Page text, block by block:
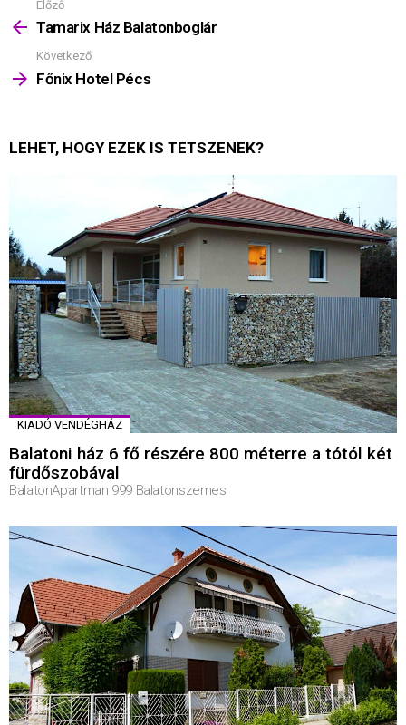
Mutass
többet
Előző
Tamarix Ház Balatonboglár
Következő
Főnix Hotel Pécs
LEHET, HOGY EZEK IS TETSZENEK?
KIADÓ VENDÉGHÁZ
Balatoni ház 6 fő részére 800 méterre a tótól két
fürdőszobával
BalatonApartman 999 Balatonszemes